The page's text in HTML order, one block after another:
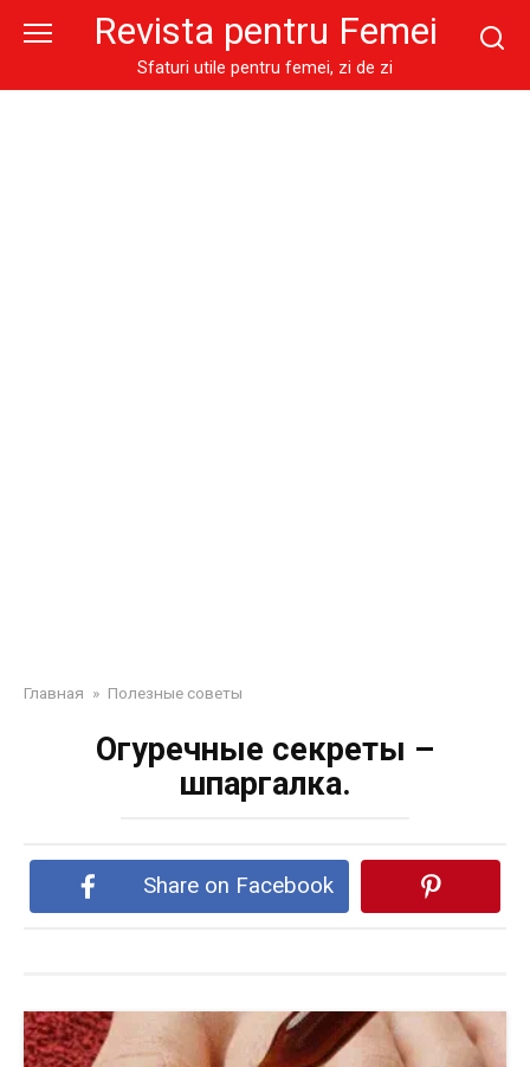
Revista pentru Femei
Sfaturi utile pentru femei, zi de zi
Главная » Полезные советы
Огуречные секреты –
шпаргалка.
Share on Facebook